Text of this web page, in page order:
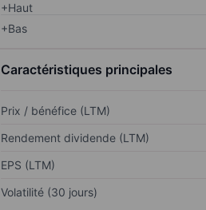
+Haut
+Bas
Caractéristiques principales
Prix / bénéfice (LTM)
Rendement dividende (LTM)
EPS (LTM)
Volatilité (30 jours)